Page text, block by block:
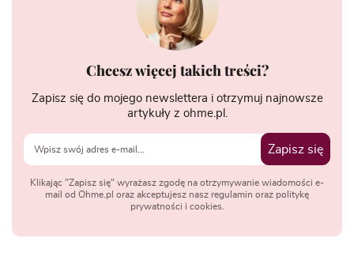
Chcesz więcej takich treści?
Zapisz się do mojego newslettera i otrzymuj najnowsze
artykuły z ohme.pl.
Zapisz się
Klikając "Zapisz się" wyrażasz zgodę na otrzymywanie wiadomości e-
mail od Ohme.pl oraz akceptujesz nasz regulamin oraz politykę
prywatności i cookies.